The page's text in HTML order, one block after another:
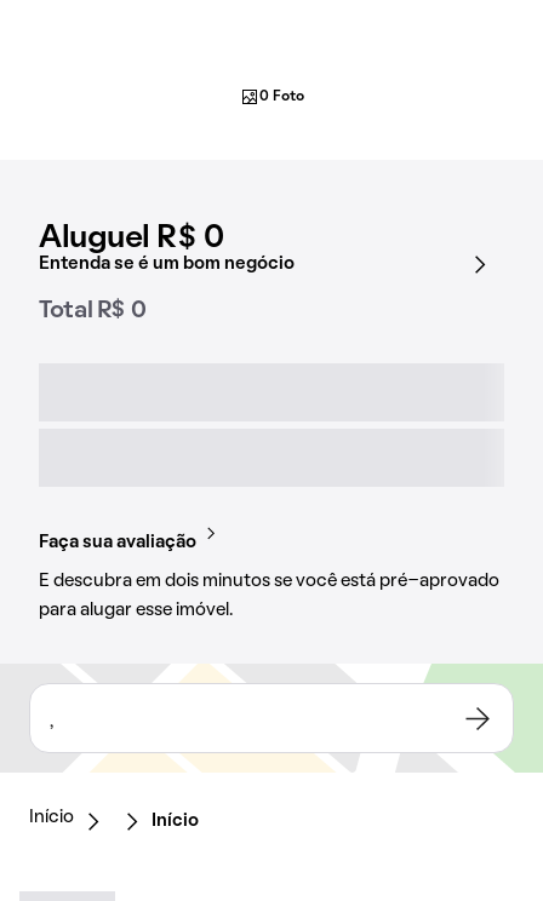
Aluguel R$ 0
Entenda se é um bom negócio
Total R$ 0
Faça sua avaliação
E descubra em dois minutos se você está pré-aprovado
para alugar esse imóvel.
0 Foto
,
Início Início